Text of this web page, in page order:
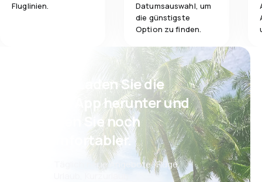
Fluglinien.
Datumsauswahl, um
die günstigste
Option zu finden.
Psst! Laden Sie die
eSky App herunter und
reisen Sie noch
komfortabler.
Täglich neue Angebote: Flüge,